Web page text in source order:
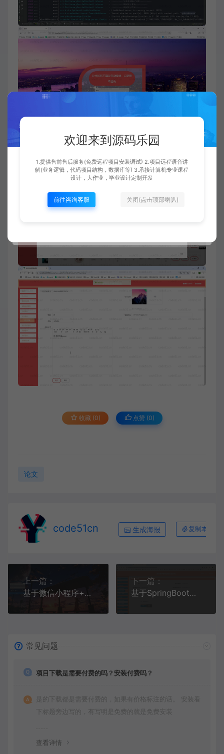
收藏 (0) 点赞 (0)
论文
code51cn 生成海报 复制本文链
上一篇：
基于微信小程序+SSM+MySQL的购物商城系统(附论文)
下一篇：
基于SpringBoot+MySQL+Vue.js的高校教师教研信息填报系统(附论文)
常见问题
项目下载是需要付费的吗？安装付费吗？
是的下载都是需要付费的，如果有价格标注的话。 安装看
下标题旁边写的，有写明是免费的就是免费安装
查看详情
欢迎来到源码乐园
1.提供售前售后服务(免费远程项目安装调试) 2.项目远程语音讲
解(业务逻辑，代码项目结构，数据库等) 3.承接计算机专业课程
设计，大作业，毕业设计定制开发
前往咨询客服 关闭(点击顶部喇叭)